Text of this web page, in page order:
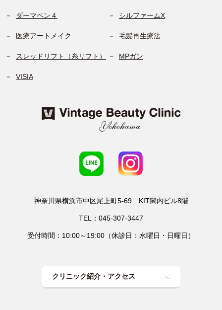
ダーマペン４ シルファームX
医療アートメイク 毛髪再生療法
スレッドリフト（糸リフト） MPガン
VISIA
神奈川県横浜市中区尾上町5-69 KIT関内ビル8階
TEL：045-307-3447
受付時間：10:00～19:00（休診日：水曜日・日曜日）
クリニック紹介・アクセス